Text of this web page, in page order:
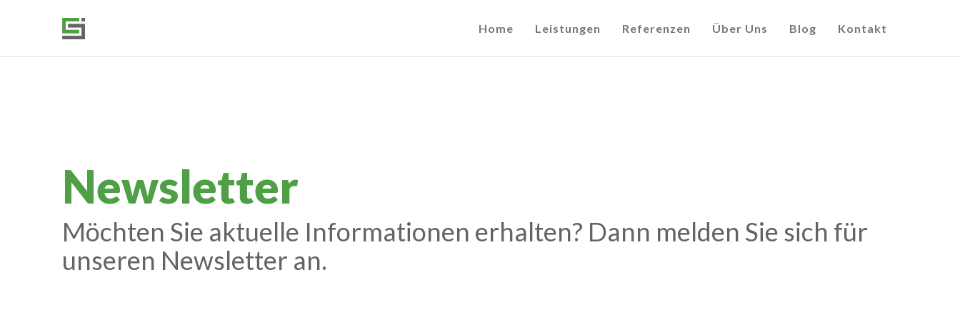
Home Leistungen Referenzen Über Uns Blog Kontakt
Newsletter
Möchten Sie aktuelle Informationen erhalten? Dann melden Sie sich für
unseren Newsletter an.